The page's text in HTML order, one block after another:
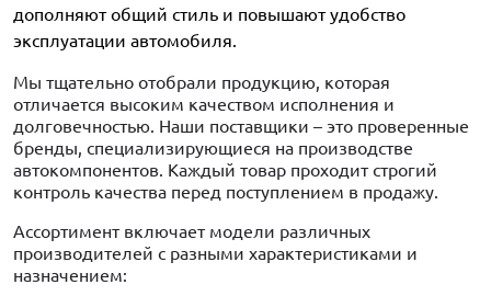
дополняют общий стиль и повышают удобство
эксплуатации автомобиля.
Мы тщательно отобрали продукцию, которая
отличается высоким качеством исполнения и
долговечностью. Наши поставщики – это проверенные
бренды, специализирующиеся на производстве
автокомпонентов. Каждый товар проходит строгий
контроль качества перед поступлением в продажу.
Ассортимент включает модели различных
производителей с разными характеристиками и
назначением: